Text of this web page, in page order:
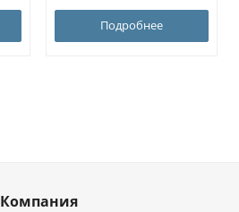
Подробнее
Компания